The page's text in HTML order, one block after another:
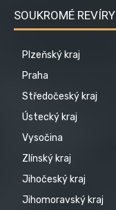
SOUKROMÉ REVÍRY
Plzeňský kraj
Praha
Středočeský kraj
Ústecký kraj
Vysočina
Zlínský kraj
Jihočeský kraj
Jihomoravský kraj